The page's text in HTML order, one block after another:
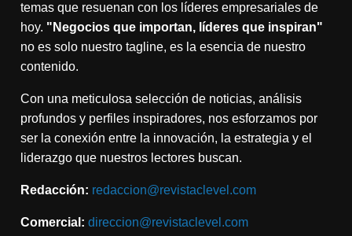
temas que resuenan con los líderes empresariales de
hoy. "Negocios que importan, líderes que inspiran"
no es solo nuestro tagline, es la esencia de nuestro
contenido.
Con una meticulosa selección de noticias, análisis
profundos y perfiles inspiradores, nos esforzamos por
ser la conexión entre la innovación, la estrategia y el
liderazgo que nuestros lectores buscan.
Redacción: redaccion@revistaclevel.com
Comercial: direccion@revistaclevel.com